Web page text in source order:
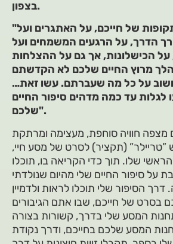
בצפון.
"תבחנו את כל התקופות של חייכם, על האתגרים ועל
הדרך, על הרגעים המשמחים ועל
על הכישלונות, אך גם על ההצלחות
מרוץ החיים שלכם לא הקדשתם
על כל מה שעברתם. עשו זאת…
עד כמה מדהים סיפור החיים
שלכם".
(תקציר) לסרט של מסע חיי,
שלו. תוך כדי הקריאה בו, תוכלו
על סיפור החיים שלי מהיום שנולדתי
דרך הסיפור שלי תוכלו לראות ולדמיין
בסרט של חייכם, שבו אתם הגיבורים
המסע שלי בדרך, קשורות בצורה
המסע שלכם בחייכם, ודרך נקודת